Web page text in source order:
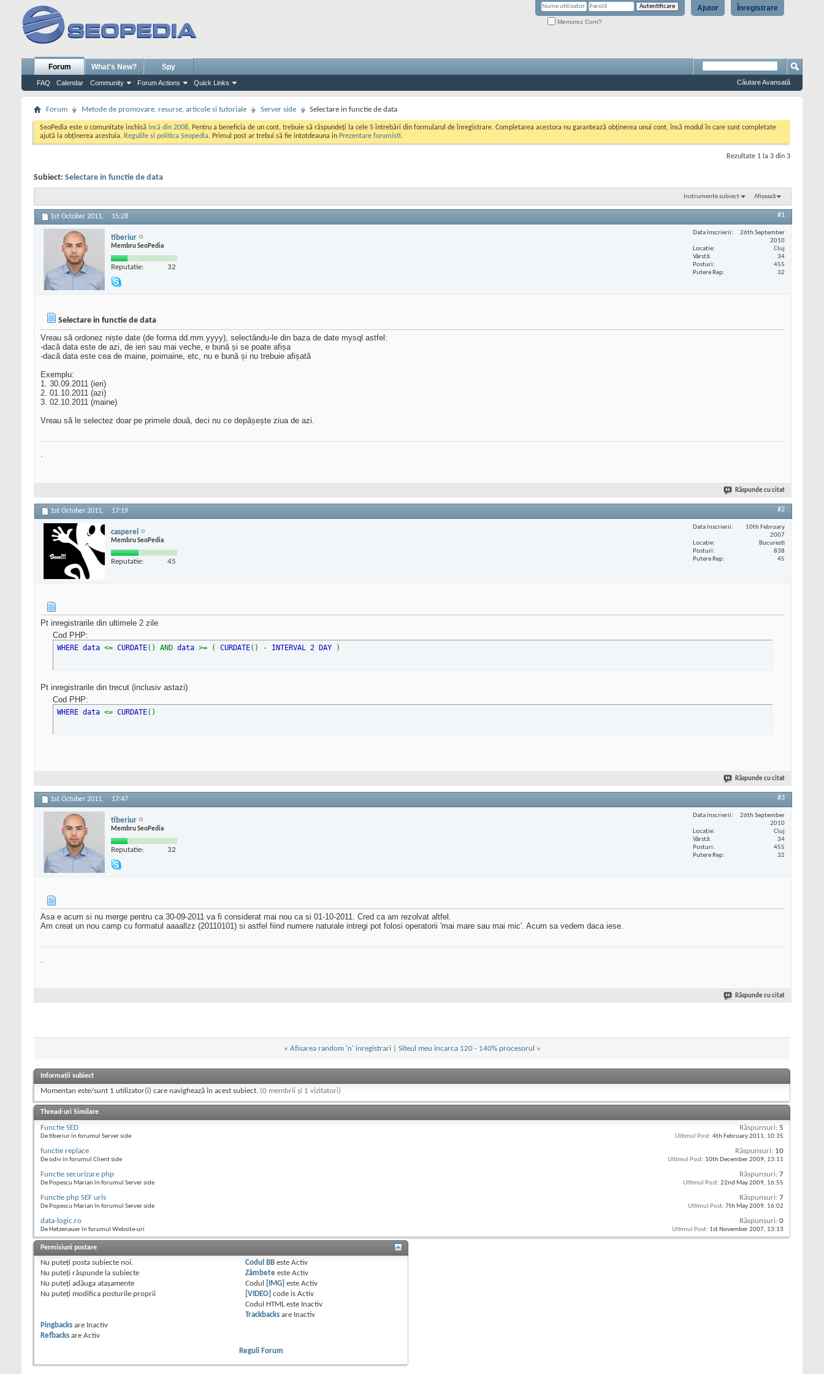
Înregistrare
Ajutor
Memorez Cont?
Forum
FAQ Calendar Community Forum Actions Quick Links
What's New? Spy
Căutare Avansată
Forum Metode de promovare, resurse, articole si tutoriale Server side Selectare in functie de data
SeoPedia este o comunitate inchisă incă din 2008. Pentru a beneficia de un cont, trebuie să răspundeți la cele 5 întrebări din formularul de înregistrare. Completarea acestora nu garantează obținerea unui cont, însă modul în care sunt completate
ajută la obținerea acestuia. Regulile si politica Seopedia. Primul post ar trebui să fie intotdeauna in Prezentare forumisti.
Rezultate 1 la 3 din 3
Subiect: Selectare in functie de data
Instrumente subiect Afișează
1st October 2011, 15:28 #1
tiberiur
Membru SeoPedia
Reputatie: 32
Data înscrierii
26th September
2010
Locaţie
Cluj
Vârstă
34
Posturi
455
Putere Rep
32
Selectare in functie de data
Vreau să ordonez niște date (de forma dd.mm.yyyy), selectându-le din baza de date mysql astfel:
-dacă data este de azi, de ieri sau mai veche, e bună și se poate afișa
-dacă data este cea de maine, poimaine, etc, nu e bună și nu trebuie afișată
Exemplu:
1. 30.09.2011 (ieri)
2. 01.10.2011 (azi)
3. 02.10.2011 (maine)
Vreau să le selectez doar pe primele două, deci nu ce depășește ziua de azi.
.
Răspunde cu citat
1st October 2011, 17:19 #2
casperel
Membru SeoPedia
Reputatie: 45
Data înscrierii
10th February
2007
Locaţie
Bucuresti
Posturi
838
Putere Rep
45
Pt inregistrarile din ultimele 2 zile
Cod PHP:
WHERE data <= CURDATE() AND data >= ( CURDATE() - INTERVAL 2 DAY )
Pt inregistrarile din trecut (inclusiv astazi)
Cod PHP:
WHERE data <= CURDATE()
Răspunde cu citat
1st October 2011, 17:47 #3
tiberiur
Membru SeoPedia
Reputatie: 32
Data înscrierii
26th September
2010
Locaţie
Cluj
Vârstă
34
Posturi
455
Putere Rep
32
Asa e acum si nu merge pentru ca 30-09-2011 va fi considerat mai nou ca si 01-10-2011. Cred ca am rezolvat altfel.
Am creat un nou camp cu formatul aaaallzz (20110101) si astfel fiind numere naturale intregi pot folosi operatorii 'mai mare sau mai mic'. Acum sa vedem daca iese.
.
Răspunde cu citat
« Afisarea random 'n' inregistrari Siteul meu incarca 120 - 140% procesorul »
Informații subiect
Momentan este/sunt 1 utilizator(i) care navighează în acest subiect. (0 membrii și 1 vizitatori)
Thread-uri Similare
Functie SED
De tiberiur în forumul Server side
Răspunsuri: 5
Ultimul Post: 4th February 2011, 10:35
functie replace
De odiv în forumul Client side
Răspunsuri: 10
Ultimul Post: 10th December 2009, 13:11
Functie securizare php
De Popescu Marian în forumul Server side
Răspunsuri: 7
Ultimul Post: 22nd May 2009, 16:55
Functie php SEF urls
De Popescu Marian în forumul Server side
Răspunsuri: 7
Ultimul Post: 7th May 2009, 16:02
data-logic.ro
De Hetzenauer în forumul Website-uri
Răspunsuri: 0
Ultimul Post: 1st November 2007, 13:13
Permisiuni postare
Nu puteţi posta subiecte noi.
Nu puteţi răspunde la subiecte
Nu puteţi adăuga ataşamente
Nu puteţi modifica posturile proprii
Codul BB esteActiv
Zâmbete esteActiv
Codul
[IMG] esteActiv
[VIDEO] code isActiv
Codul HTML este Inactiv
Trackbacks are Inactiv
Pingbacks are Inactiv
Refbacks are Activ
Reguli Forum